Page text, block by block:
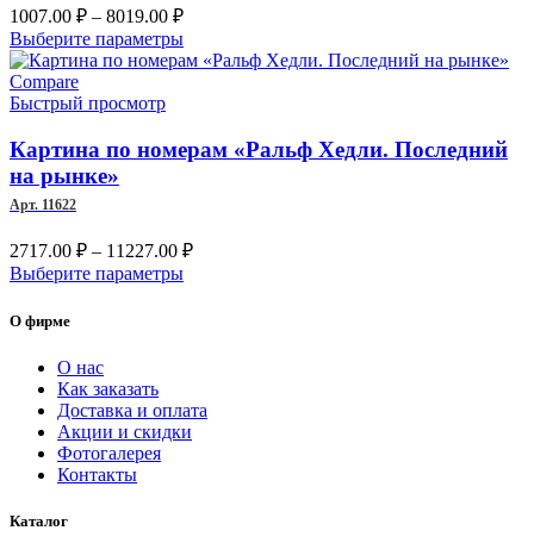
1007.00 ₽ – 8019.00 ₽Диапазон
цен:
1007.00 ₽
Выберите параметрыЭтот
товар
Опции
можно
товара.
Compare
Быстрый просмотр
Картина по номерам «Ральф Хедли. Последний
на рынке»
Арт. 11622
2717.00 ₽ – 11227.00 ₽Диапазон
Выберите параметрыЭтот
выбрать
на
О фирме
О нас
Как заказать
Доставка и оплата
Акции и скидки
Фотогалерея
Контакты
Каталог